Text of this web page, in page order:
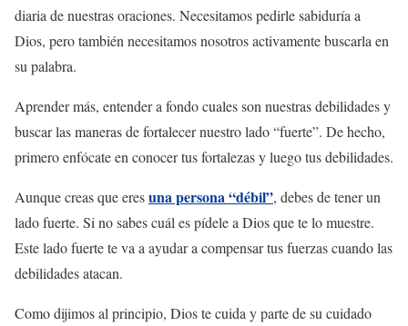
diaria de nuestras oraciones. Necesitamos pedirle sabiduría a
Dios, pero también necesitamos nosotros activamente buscarla en
su palabra.
Aprender más, entender a fondo cuales son nuestras debilidades y
buscar las maneras de fortalecer nuestro lado “fuerte”. De hecho,
primero enfócate en conocer tus fortalezas y luego tus debilidades.
Aunque creas que eresuna persona “débil”, debes de tener un
lado fuerte. Si no sabes cuál es pídele a Dios que te lo muestre.
Este lado fuerte te va a ayudar a compensar tus fuerzas cuando las
debilidades atacan.
Como dijimos al principio, Dios te cuida y parte de su cuidado